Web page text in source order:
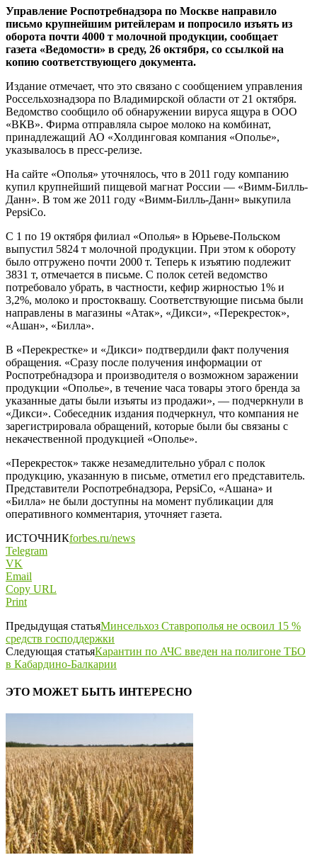
Управление Роспотребнадзора по Москве направило
письмо крупнейшим ритейлерам и попросило изъять из
оборота почти 4000 т молочной продукции, сообщает
газета «Ведомости» в среду, 26 октября, со ссылкой на
копию соответствующего документа.
Издание отмечает, что это связано с сообщением управления
Россельхознадзора по Владимирской области от 21 октября.
Ведомство сообщило об обнаружении вируса ящура в ООО
«ВКВ». Фирма отправляла сырое молоко на комбинат,
принадлежащий АО «Холдинговая компания «Ополье»,
указывалось в пресс-релизе.
На сайте «Ополья» уточнялось, что в 2011 году компанию
купил крупнейший пищевой магнат России — «Вимм-Билль-
Данн». В том же 2011 году «Вимм-Билль-Данн» выкупила
PepsiCo.
С 1 по 19 октября филиал «Ополья» в Юрьеве-Польском
выпустил 5824 т молочной продукции. При этом к обороту
было отгружено почти 2000 т. Теперь к изъятию подлежит
3831 т, отмечается в письме. С полок сетей ведомство
потребовало убрать, в частности, кефир жирностью 1% и
3,2%, молоко и простоквашу. Соответствующие письма были
направлены в магазины «Атак», «Дикси», «Перекресток»,
«Ашан», «Билла».
В «Перекрестке» и «Дикси» подтвердили факт получения
обращения. «Сразу после получения информации от
Роспотребнадзора и производителя о возможном заражении
продукции «Ополье», в течение часа товары этого бренда за
указанные даты были изъяты из продажи», — подчеркнули в
«Дикси». Собеседник издания подчеркнул, что компания не
зарегистрировала обращений, которые были бы связаны с
некачественной продукцией «Ополье».
«Перекресток» также незамедлительно убрал с полок
продукцию, указанную в письме, отметил его представитель.
Представители Роспотребнадзора, PepsiCo, «Ашана» и
«Билла» не были доступны на момент публикации для
оперативного комментария, уточняет газета.
ИСТОЧНИКforbes.ru/news
Telegram
VK
Email
Copy URL
Print
Предыдущая статьяМинсельхоз Ставрополья не освоил 15 %
средств господдержки
Следующая статьяКарантин по АЧС введен на полигоне ТБО
в Кабардино-Балкарии
ЭТО МОЖЕТ БЫТЬ ИНТЕРЕСНО